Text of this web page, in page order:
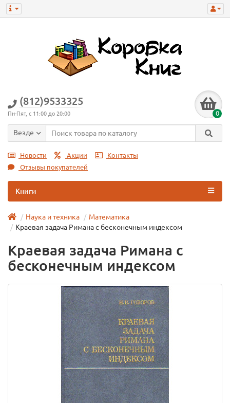
(812)9533325
Пн-Пят, с 11:00 до 20:00 0
Везде
Новости Акции
Контакты
Отзывы покупателей
Книги
Наука и техника
Математика
Краевая задача Римана с бесконечным индексом
Краевая задача Римана с
бесконечным индексом